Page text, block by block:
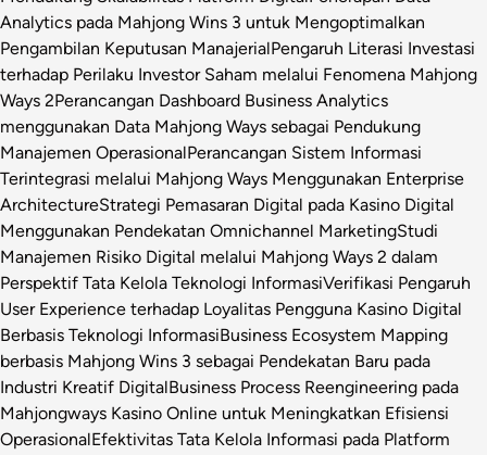
Analytics pada Mahjong Wins 3 untuk Mengoptimalkan
Pengambilan Keputusan ManajerialPengaruh Literasi Investasi
terhadap Perilaku Investor Saham melalui Fenomena Mahjong
Ways 2Perancangan Dashboard Business Analytics
menggunakan Data Mahjong Ways sebagai Pendukung
Manajemen OperasionalPerancangan Sistem Informasi
Terintegrasi melalui Mahjong Ways Menggunakan Enterprise
ArchitectureStrategi Pemasaran Digital pada Kasino Digital
Menggunakan Pendekatan Omnichannel MarketingStudi
Manajemen Risiko Digital melalui Mahjong Ways 2 dalam
Perspektif Tata Kelola Teknologi InformasiVerifikasi Pengaruh
User Experience terhadap Loyalitas Pengguna Kasino Digital
Berbasis Teknologi InformasiBusiness Ecosystem Mapping
berbasis Mahjong Wins 3 sebagai Pendekatan Baru pada
Industri Kreatif DigitalBusiness Process Reengineering pada
Mahjongways Kasino Online untuk Meningkatkan Efisiensi
OperasionalEfektivitas Tata Kelola Informasi pada Platform